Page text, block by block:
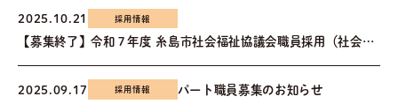
2025.10.21 採用情報
【募集終了】令和７年度 糸島市社会福祉協議会職員採用（社会人経験者）試験のご案内
2025.09.17 採用情報 パート職員募集のお知らせ